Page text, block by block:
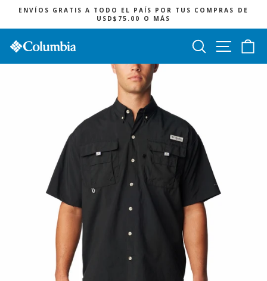
al
contenido
ENVÍOS GRATIS A TODO EL PAÍS POR TUS COMPRAS DE
USD$75.00 O MÁS
Buscar